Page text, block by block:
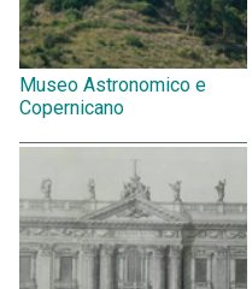
Museo Astronomico e
Copernicano